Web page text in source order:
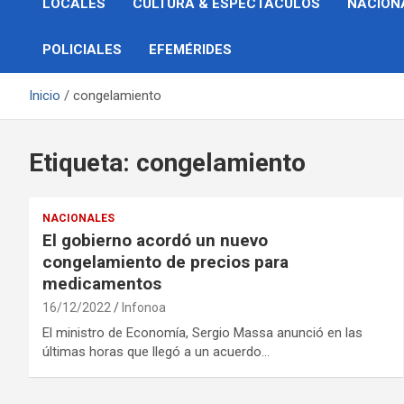
LOCALES CULTURA & ESPECTÁCULOS
POLICIALES EFEMÉRIDES
Inicio congelamiento
Etiqueta: congelamiento
NACIONALES
El gobierno acordó un nuevo
congelamiento de precios para
medicamentos
16/12/2022 Infonoa
El ministro de Economía, Sergio Massa anunció en las
últimas horas que llegó a un acuerdo…